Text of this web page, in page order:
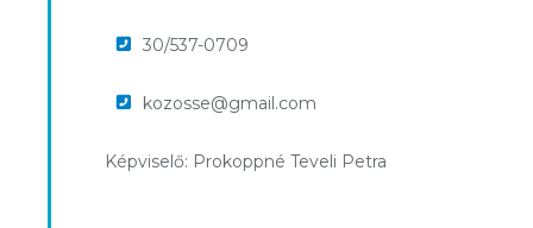
30/537-0709
kozosse@gmail.com
Képviselő: Prokoppné Teveli Petra